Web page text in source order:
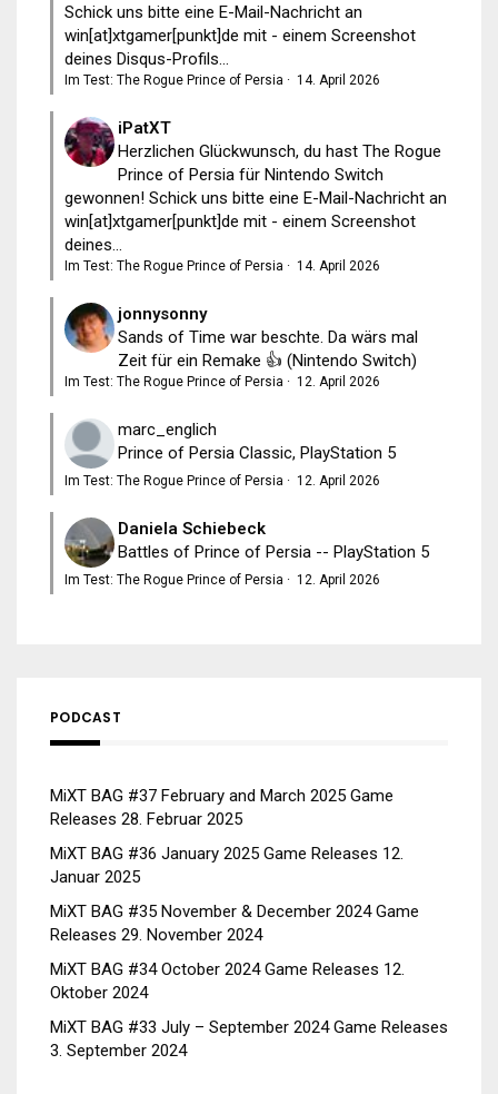
Schick uns bitte eine E-Mail-Nachricht an
win[at]xtgamer[punkt]de mit - einem Screenshot
deines Disqus-Profils...
Im Test: The Rogue Prince of Persia · 14. April 2026
iPatXT
Herzlichen Glückwunsch, du hast The Rogue
Prince of Persia für Nintendo Switch
gewonnen! Schick uns bitte eine E-Mail-Nachricht an
win[at]xtgamer[punkt]de mit - einem Screenshot
deines...
Im Test: The Rogue Prince of Persia · 14. April 2026
jonnysonny
Sands of Time war beschte. Da wärs mal
Zeit für ein Remake 👍 (Nintendo Switch)
Im Test: The Rogue Prince of Persia · 12. April 2026
marc_englich
Prince of Persia Classic, PlayStation 5
Im Test: The Rogue Prince of Persia · 12. April 2026
Daniela Schiebeck
Battles of Prince of Persia -- PlayStation 5
Im Test: The Rogue Prince of Persia · 12. April 2026
PODCAST
MiXT BAG #37 February and March 2025 Game
Releases 28. Februar 2025
MiXT BAG #36 January 2025 Game Releases 12.
Januar 2025
MiXT BAG #35 November & December 2024 Game
Releases 29. November 2024
MiXT BAG #34 October 2024 Game Releases 12.
Oktober 2024
MiXT BAG #33 July – September 2024 Game Releases
3. September 2024